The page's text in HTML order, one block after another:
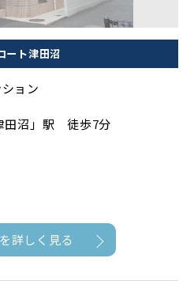
ート津田沼
ョン
田沼」駅 徒歩7分
詳しく見る